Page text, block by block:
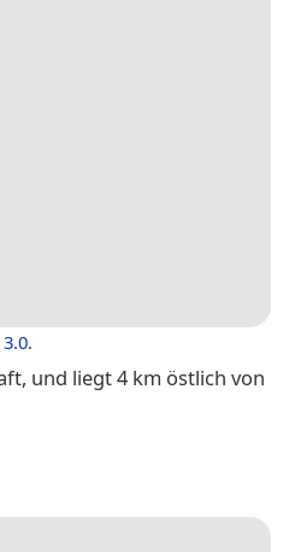
3.0.
und liegt 4 km östlich von